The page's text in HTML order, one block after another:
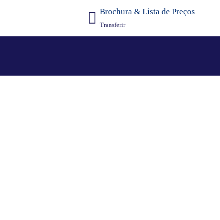
Brochura & Lista de Preços
Transferir